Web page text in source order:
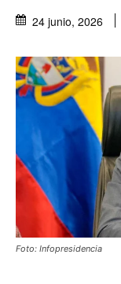
24 junio, 2026
Foto: Infopresidencia